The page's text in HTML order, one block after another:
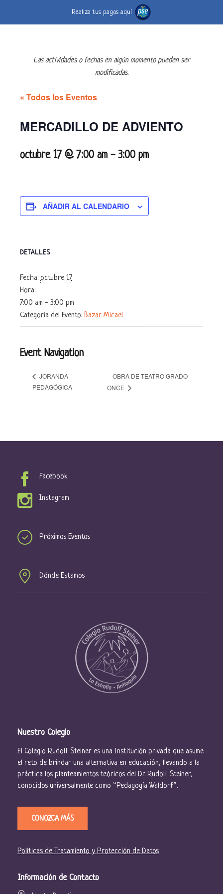
Realiza tus pagos aquí
Las actividades o fechas en algún momento pueden ser
modificadas.
« Todos los Eventos
MERCADILLO DE ADVIENTO
octubre 17 @ 7:00 am - 3:00 pm
AÑADIR AL CALENDARIO
DETALLES
Fecha: octubre 17
Hora:
7:00 am - 3:00 pm
Categoría del Evento: Bazar Micael
Event Navigation
JORANDA
PEDAGÓGICA
OBRA DE TEATRO GRADO
ONCE
Facebook
Instagram
Próximos Eventos
Dónde Estamos
Nuestro Colegio
El Colegio Rudolf Steiner es una Institución privada que asume
el reto de brindar una alternativa en educación, llevando a la
práctica los planteamientos teóricos del Dr. Rudolf Steiner,
conocidos universalmente como “Pedagogía Waldorf”.
CONOZCA MÁS
Políticas de Tratamiento y Protección de Datos
Información de Contacto